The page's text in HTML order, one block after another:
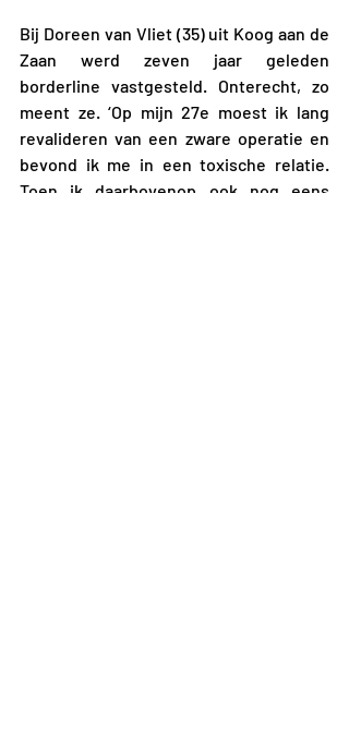
Bij Doreen van Vliet (35) uit Koog aan de
Zaan werd zeven jaar geleden
borderline vastgesteld. Onterecht, zo
meent ze. ‘Op mijn 27e moest ik lang
revalideren van een zware operatie en
bevond ik me in een toxische relatie.
Toen ik daarbovenop ook nog eens